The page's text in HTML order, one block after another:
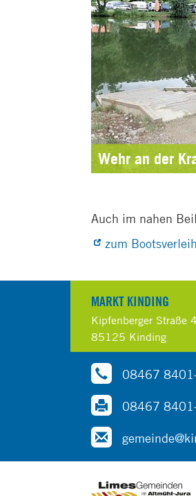
Wehr an der
Auch im nahen
zum
MARKT KINDING
Kipfenberger Straße 4
85125 Kinding
08467
08467